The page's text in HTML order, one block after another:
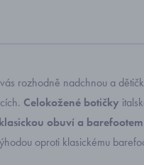
rozhodně nadchnou a
Celokožené botičky
obuví a barefootem
oproti klasickému